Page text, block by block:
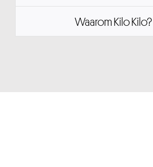
Waarom Kilo Kilo?